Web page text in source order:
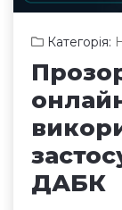
Категорія:
ДАБК